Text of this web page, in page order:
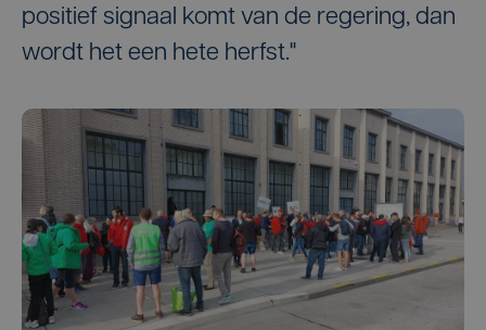
positief signaal komt van de regering, dan
wordt het een hete herfst."